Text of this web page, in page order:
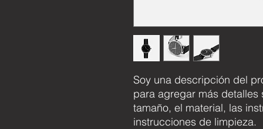
Soy una descripción del
para agregar más
tamaño, el material, las
instrucciones de limpieza.